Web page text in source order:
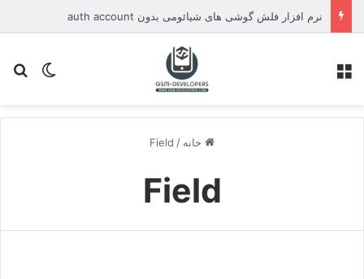
نرم افزار فلش گوشی های شیائومی بدون auth account
تغییر
خانه /
Field
Field